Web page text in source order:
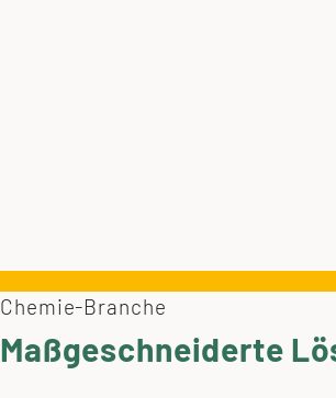
Chemie-Branche
Maßgeschneiderte